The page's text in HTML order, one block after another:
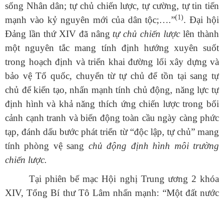
sống Nhân dân; tự chủ chiến lược, tự cường, tự tin tiến
mạnh vào kỷ nguyên mới của dân tộc;….”(1). Đại hội
Đảng lần thứ XIV đã nâng tự chủ chiến lược lên thành
một nguyên tắc mang tính định hướng xuyên suốt
trong hoạch định và triển khai đường lối xây dựng và
bảo vệ Tổ quốc, chuyển từ tự chủ để tồn tại sang tự
chủ để kiến tạo, nhấn mạnh tính chủ động, năng lực tự
định hình và khả năng thích ứng chiến lược trong bối
cảnh cạnh tranh và biến động toàn cầu ngày càng phức
tạp, đánh dấu bước phát triển từ “độc lập, tự chủ” mang
tính phòng vệ sang chủ động định hình môi trường
chiến lược.
Tại phiên bế mạc Hội nghị Trung ương 2 khóa
XIV, Tổng Bí thư Tô Lâm nhấn mạnh: “Một đất nước